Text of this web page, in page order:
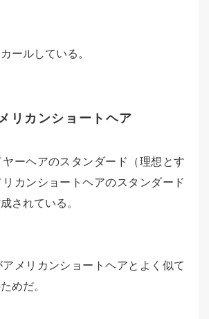
ールしている。
リカンショートヘア
ーヘアのスタンダード（理想とす
カンショートヘアのスタンダード
されている。
メリカンショートヘアとよく似て
めだ。